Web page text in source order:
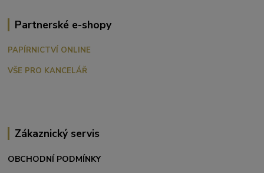
Partnerské e-shopy
PAPÍRNICTVÍ ONLINE
VŠE PRO KANCELÁŘ
Zákaznický servis
OBCHODNÍ PODMÍNKY